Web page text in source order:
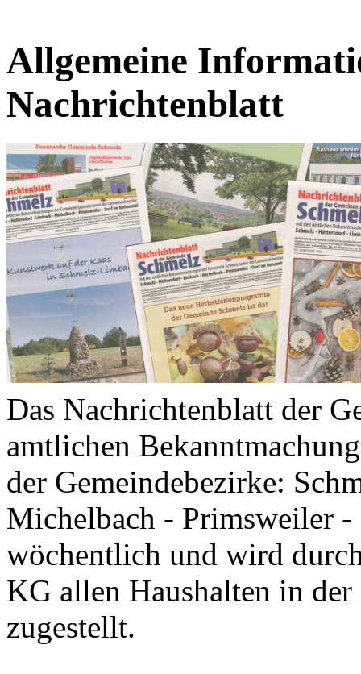
Allgemeine
Nachrichtenblatt
Das Nachrichtenblatt der
amtlichen
der Gemeindebezirke:
Michelbach - Primsweiler
wöchentlich und wird
KG allen Haushalten in
zugestellt.